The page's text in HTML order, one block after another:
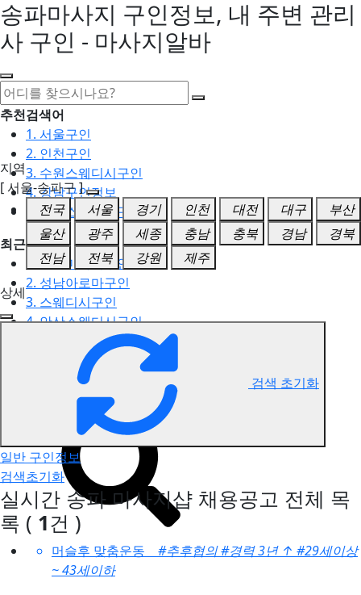
송파마사지 구인정보, 내 주변 관리
사 구인 - 마사지알바
추천검색어
1. 서울구인
2. 인천구인
3. 수원스웨디시구인
4. 강남구인정보
5. 동탄스웨디시구인
최근검색어
1. 일산마사지구인
2. 성남아로마구인
3. 스웨디시구인
4. 안산스웨디시구인
5. 아로마구인
송파 마사지 구인정보
지역
[ 서울-송파구 ]
전국
서울 경기 인천 대전 대구
부산
울산
광주 세종 충남 충북 경남
경북
전남
전북 강원
제주
상세
검색 초기화
일반 구인정보
검색초기화
실시간 송파 마사지샵 채용공고 전체 목
록 ( 1건 )
머슬후 맞춤운동 #추후협의#경력 3년 ↑ #29세이상
~ 43세이하